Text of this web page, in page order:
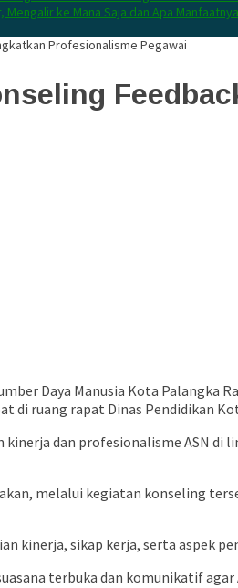
ke Mana Saja dan Apa
Profesionalisme Pegawai
Daya Manusia Kota Palangka
di ruang rapat Dinas Pendidikan
dan profesionalisme ASN
melalui kegiatan konseling
kinerja, sikap kerja, serta aspek
terbuka dan komunikatif